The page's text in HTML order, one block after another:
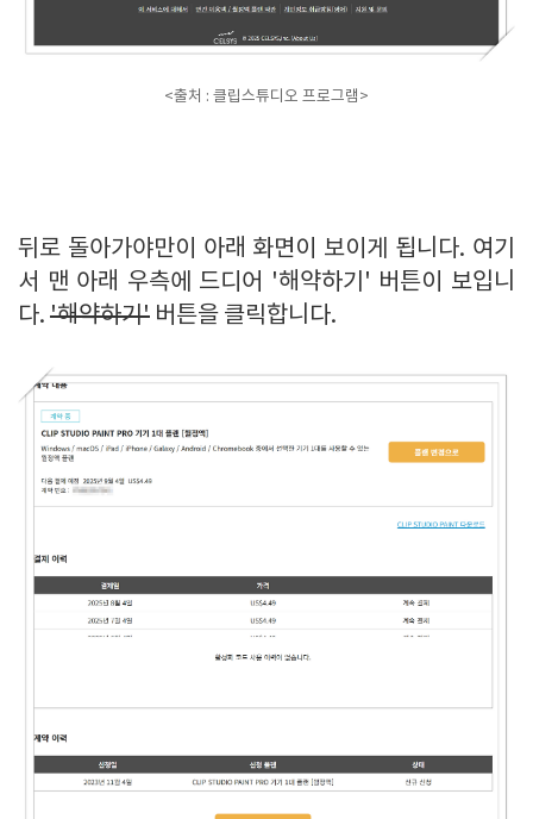
<출처 : 클립스튜디오 프로그램>
뒤로 돌아가야만이 아래 화면이 보이게 됩니다. 여기
서 맨 아래 우측에 드디어 '해약하기' 버튼이 보입니
다. '해약하기' 버튼을 클릭합니다.